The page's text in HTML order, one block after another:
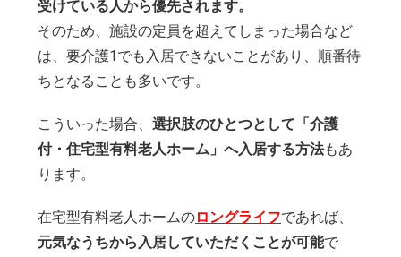
受けている人から優先されます。
そのため、施設の定員を超えてしまった場合など
は、要介護1でも入居できないことがあり、順番待
ちとなることも多いです。
こういった場合、 選択肢のひとつとして「介護
付・住宅型有料老人ホーム」へ入居する方法もあ
ります。
在宅型有料老人ホームのロングライフであれば、
元気なうちから入居していただくことが可能で